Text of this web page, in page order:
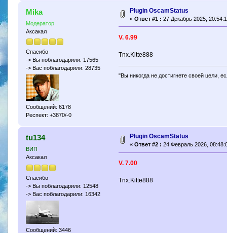
Mika
Модератор
Аксакал
Спасибо
-> Вы поблагодарили: 17565
-> Вас поблагодарили: 28735
Сообщений: 6178
Респект: +3870/-0
Plugin OscamStatus
« Ответ #1 : 27 Декабрь 2025,
V. 6.99
Tnx.Kitte888
"Вы никогда не достигнете своей цели,
tu134
ВИП
Аксакал
Спасибо
-> Вы поблагодарили: 12548
-> Вас поблагодарили: 16342
Сообщений: 3446
Plugin OscamStatus
« Ответ #2 : 24 Февраль 2026,
V. 7.00
Tnx.Kitte888